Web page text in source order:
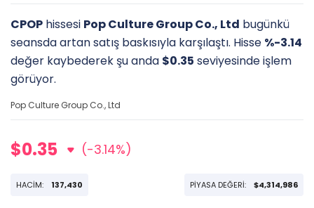
CPOP hissesi Pop Culture Group Co., Ltd bugünkü
seansda artan satış baskısıyla karşılaştı. Hisse %-3.14
değer kaybederek şu anda $0.35 seviyesinde işlem
görüyor.
Pop Culture Group Co., Ltd
$0.35 (-3.14%)
HACİM: 137,430 PİYASA DEĞERİ: $4,314,986